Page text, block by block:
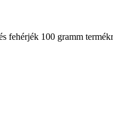
fehérjék 100 gramm